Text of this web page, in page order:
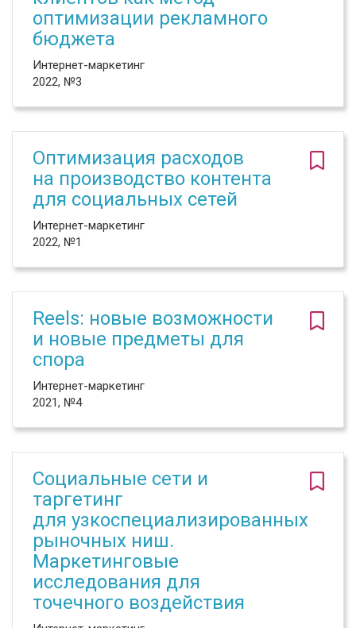
оптимизации рекламного
бюджета
Интернет-маркетинг
2022, №3
Оптимизация расходов
на производство контента
для социальных сетей
Интернет-маркетинг
2022, №1
Reels: новые возможности
и новые предметы для
спора
Интернет-маркетинг
2021, №4
Социальные сети и
таргетинг
для узкоспециализированных
рыночных ниш.
Маркетинговые
исследования для
точечного воздействия